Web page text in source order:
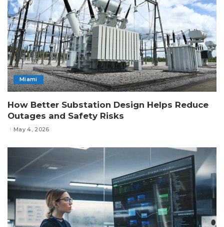
Miami
How Better Substation Design Helps Reduce
Outages and Safety Risks
May 4, 2026